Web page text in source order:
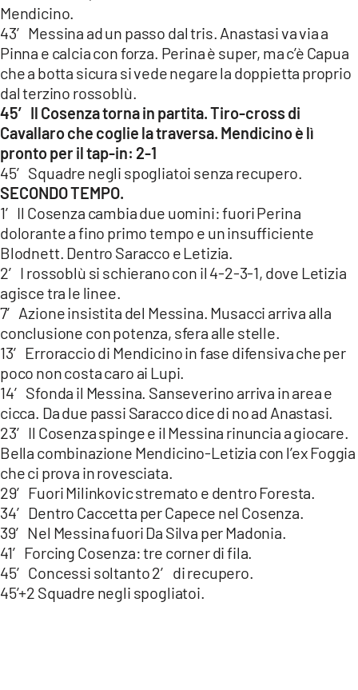
Mendicino.
43′ Messina ad un passo dal tris. Anastasi va via a
Pinna e calcia con forza. Perina è super, ma c’è Capua
che a botta sicura si vede negare la doppietta proprio
dal terzino rossoblù.
45′ Il Cosenza torna in partita. Tiro-cross di
Cavallaro che coglie la traversa. Mendicino è lì
pronto per il tap-in: 2-1
45′ Squadre negli spogliatoi senza recupero.
SECONDO TEMPO.
1′ Il Cosenza cambia due uomini: fuori Perina
dolorante a fino primo tempo e un insufficiente
Blodnett. Dentro Saracco e Letizia.
2′ I rossoblù si schierano con il 4-2-3-1, dove Letizia
agisce tra le linee.
7′ Azione insistita del Messina. Musacci arriva alla
conclusione con potenza, sfera alle stelle.
13′ Erroraccio di Mendicino in fase difensiva che per
poco non costa caro ai Lupi.
14′ Sfonda il Messina. Sanseverino arriva in area e
cicca. Da due passi Saracco dice di no ad Anastasi.
23′ Il Cosenza spinge e il Messina rinuncia a giocare.
Bella combinazione Mendicino-Letizia con l’ex Foggia
che ci prova in rovesciata.
29′ Fuori Milinkovic stremato e dentro Foresta.
34′ Dentro Caccetta per Capece nel Cosenza.
39′ Nel Messina fuori Da Silva per Madonia.
41′ Forcing Cosenza: tre corner di fila.
45′ Concessi soltanto 2′ di recupero.
45’+2 Squadre negli spogliatoi.